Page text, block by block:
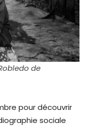
de
pour découvrir
sociale